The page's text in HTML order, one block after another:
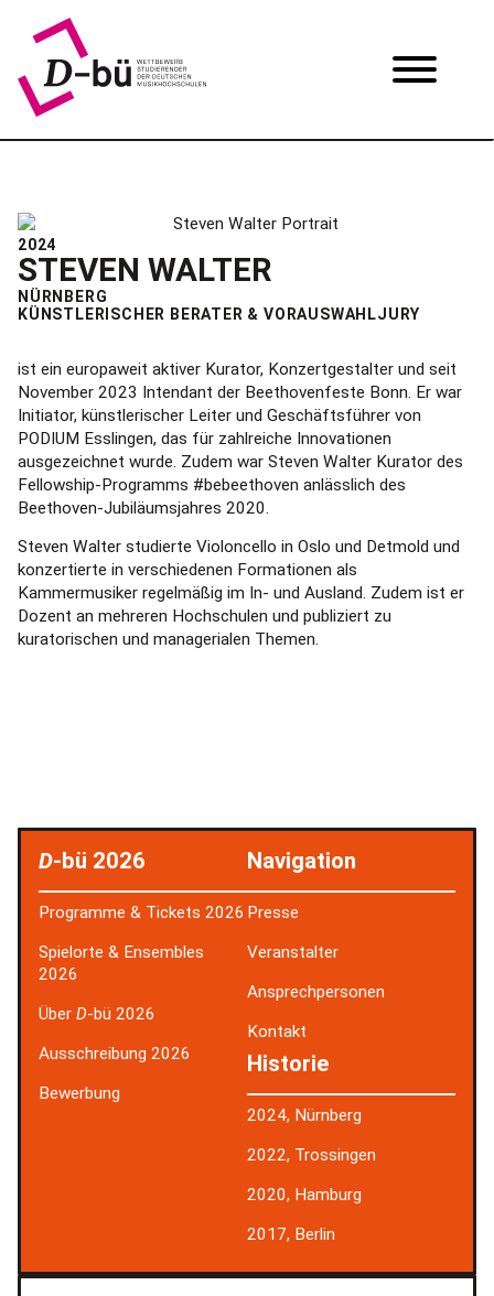
2024
STEVEN WALTER
NÜRNBERG
KÜNSTLERISCHER BERATER & VORAUSWAHLJURY
ist ein europaweit aktiver Kurator, Konzertgestalter und seit
November 2023 Intendant der Beethovenfeste Bonn. Er war
Initiator, künstlerischer Leiter und Geschäftsführer von
PODIUM Esslingen, das für zahlreiche Innovationen
ausgezeichnet wurde. Zudem war Steven Walter Kurator des
Fellowship-Programms #bebeethoven anlässlich des
Beethoven-Jubiläumsjahres 2020.
Steven Walter studierte Violoncello in Oslo und Detmold und
konzertierte in verschiedenen Formationen als
Kammermusiker regelmäßig im In- und Ausland. Zudem ist er
Dozent an mehreren Hochschulen und publiziert zu
kuratorischen und managerialen Themen.
D-bü 2026
Programme & Tickets 2026
Spielorte & Ensembles
2026
Über D-bü 2026
Ausschreibung 2026
Bewerbung
Navigation
Presse
Veranstalter
Ansprechpersonen
Kontakt
Historie
2024, Nürnberg
2022, Trossingen
2020, Hamburg
2017, Berlin